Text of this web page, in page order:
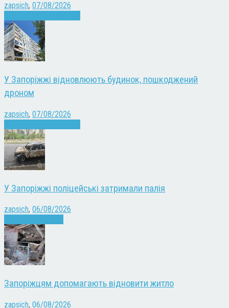
zapsich, 07/08/2026
У Запоріжжі відновлюють будинок, пошкоджений
дроном
zapsich, 07/08/2026
У Запоріжжі поліцейські затримали палія
zapsich, 06/08/2026
Запоріжцям допомагають відновити житло
zapsich, 06/08/2026